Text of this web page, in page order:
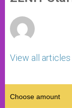
p e k
View all articles